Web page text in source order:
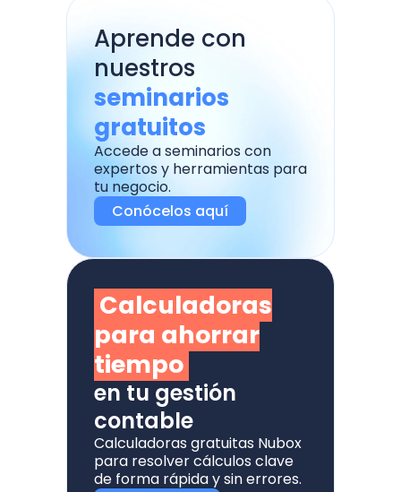
Calculadoras
para ahorrar
tiempo
en tu gestión
contable
Calculadoras gratuitas Nubox
para resolver cálculos clave
de forma rápida y sin errores.
Aprende con
nuestros
seminarios
gratuitos
Accede a seminarios con
expertos y herramientas para
tu negocio.
Conócelos aquí